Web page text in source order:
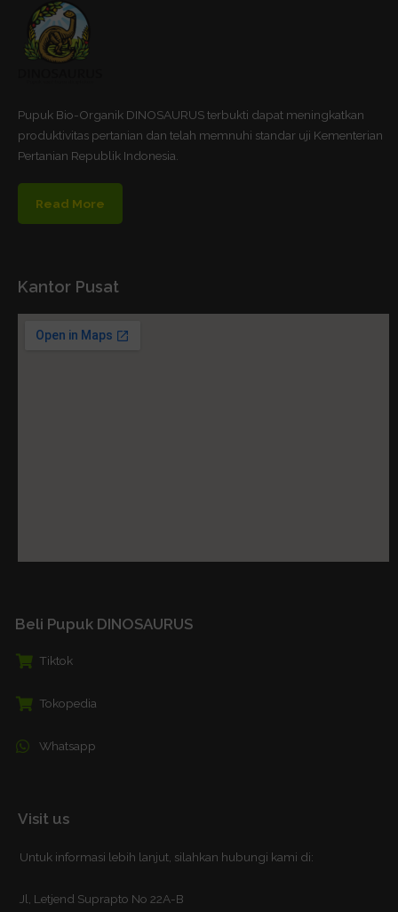
Pupuk Bio-Organik DINOSAURUS terbukti dapat meningkatkan
produktivitas pertanian dan telah memnuhi standar uji Kementerian
Pertanian Republik Indonesia.
Read More
Kantor Pusat
Beli Pupuk DINOSAURUS
Tiktok
Tokopedia
Whatsapp
Visit us
Untuk informasi lebih lanjut, silahkan hubungi kami di:
Jl, Letjend Suprapto No 22A-B